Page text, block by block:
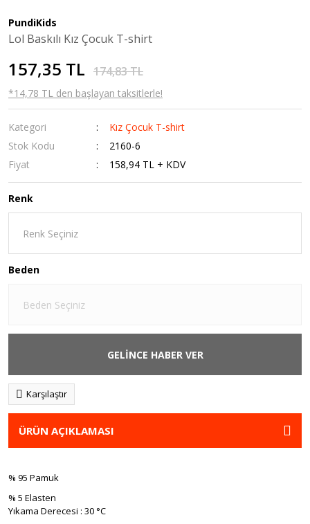
PundiKids
Lol Baskılı Kız Çocuk T-shirt
157,35 TL 174,83 TL
*14,78 TL den başlayan taksitlerle!
Kategori
Kız Çocuk T-shirt
Stok Kodu
2160-6
Fiyat
158,94 TL + KDV
Renk
Beden
GELİNCE HABER VER
Karşılaştır
ÜRÜN AÇIKLAMASI
% 95 Pamuk
% 5 Elasten
Yıkama Derecesi : 30 °C